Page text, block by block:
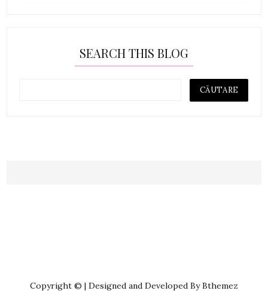
SEARCH THIS BLOG
Copyright © | Designed and Developed By Bthemez